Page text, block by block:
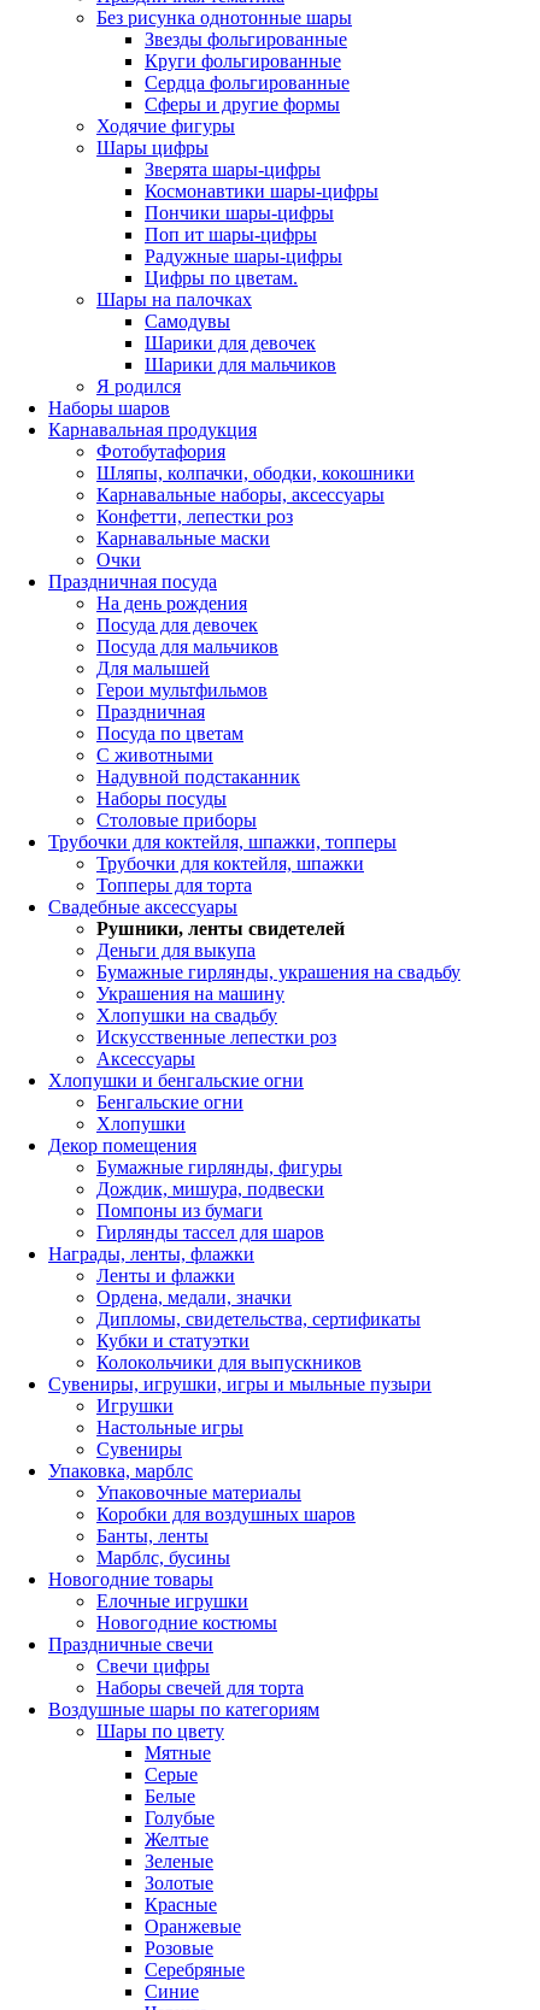
Без рисунка однотонные шары
Звезды фольгированные
Круги фольгированные
Сердца фольгированные
Сферы и другие формы
Ходячие фигуры
Шары цифры
Зверята шары-цифры
Космонавтики шары-цифры
Пончики шары-цифры
Поп ит шары-цифры
Радужные шары-цифры
Цифры по цветам.
Шары на палочках
Самодувы
Шарики для девочек
Шарики для мальчиков
Я родился
Наборы шаров
Карнавальная продукция
Фотобутафория
Шляпы, колпачки, ободки, кокошники
Карнавальные наборы, аксессуары
Конфетти, лепестки роз
Карнавальные маски
Очки
Праздничная посуда
На день рождения
Посуда для девочек
Посуда для мальчиков
Для малышей
Герои мультфильмов
Праздничная
Посуда по цветам
С животными
Надувной подстаканник
Наборы посуды
Столовые приборы
Трубочки для коктейля, шпажки, топперы
Трубочки для коктейля, шпажки
Топперы для торта
Свадебные аксессуары
Рушники, ленты свидетелей
Деньги для выкупа
Бумажные гирлянды, украшения на свадьбу
Украшения на машину
Хлопушки на свадьбу
Искусственные лепестки роз
Аксессуары
Хлопушки и бенгальские огни
Бенгальские огни
Хлопушки
Декор помещения
Бумажные гирлянды, фигуры
Дождик, мишура, подвески
Помпоны из бумаги
Гирлянды тассел для шаров
Награды, ленты, флажки
Ленты и флажки
Ордена, медали, значки
Дипломы, свидетельства, сертификаты
Кубки и статуэтки
Колокольчики для выпускников
Сувениры, игрушки, игры и мыльные пузыри
Игрушки
Настольные игры
Сувениры
Упаковка, марблс
Упаковочные материалы
Коробки для воздушных шаров
Банты, ленты
Марблс, бусины
Новогодние товары
Елочные игрушки
Новогодние костюмы
Праздничные свечи
Свечи цифры
Наборы свечей для торта
Воздушные шары по категориям
Шары по цвету
Мятные
Серые
Белые
Голубые
Желтые
Зеленые
Золотые
Красные
Оранжевые
Розовые
Серебряные
Синие